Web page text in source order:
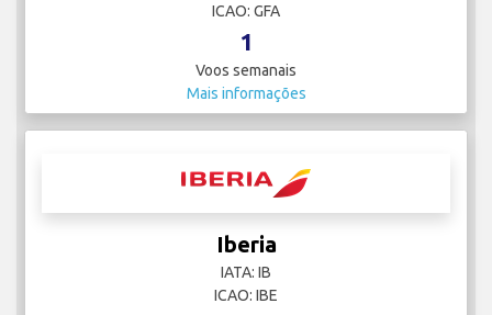
ICAO: GFA
1
Voos semanais
Mais informações
Iberia
IATA: IB
ICAO: IBE